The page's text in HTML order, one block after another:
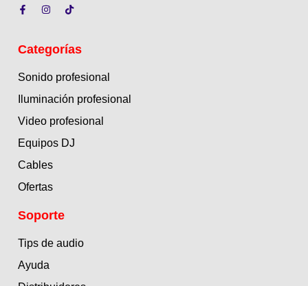
Categorías
Sonido profesional
Iluminación profesional
Video profesional
Equipos DJ
Cables
Ofertas
Soporte
Tips de audio
Ayuda